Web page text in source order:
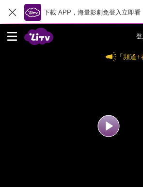
下載 APP，海量影劇免登入立即看
登
「頻道